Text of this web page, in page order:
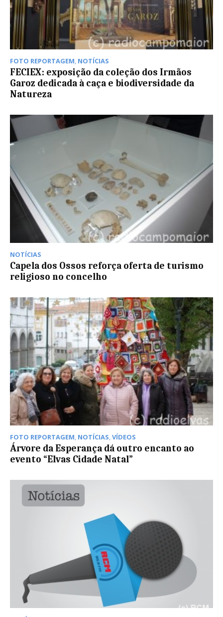
FOTO REPORTAGEM, NOTÍCIAS
FECIEX: exposição da coleção dos Irmãos
Garoz dedicada à caça e biodiversidade da
Natureza
NOTÍCIAS
Capela dos Ossos reforça oferta de turismo
religioso no concelho
FOTO REPORTAGEM, NOTÍCIAS,VÍDEOS
Árvore da Esperança dá outro encanto ao
evento “Elvas Cidade Natal”